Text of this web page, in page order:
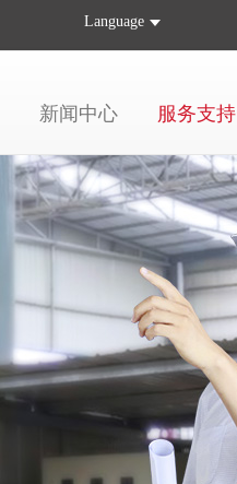
Language
新闻中心 服务支持